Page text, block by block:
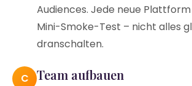
Audiences. Jede neue
Mini-Smoke-Test – nicht alles
dranschalten.
C Team aufbauen